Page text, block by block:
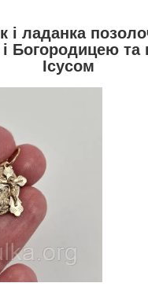
і ладанка
Богородицею
Ісусом